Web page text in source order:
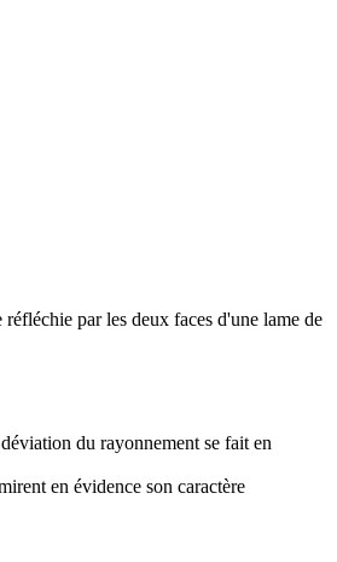
par les deux faces d'une lame de
du rayonnement se fait en
en évidence son caractère